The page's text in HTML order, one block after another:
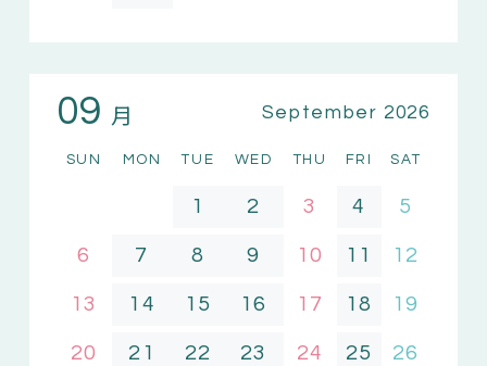
09 月 September 2026
SUN MON TUE WED THU FRI SAT
1 2 3 4 5
6 7 8 9 10 11 12
13 14 15 16 17 18 19
20 21 22 23 24 25 26